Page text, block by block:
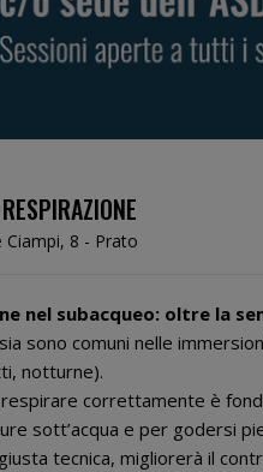
Ciampi, 8 - Prato
nel subacqueo: oltre la
sono comuni nelle
notturne).
correttamente è
sott’acqua e per godersi
tecnica, migliorerà il